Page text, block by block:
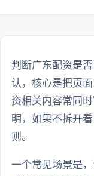
判断广东配资是
认，核心是把页
资相关内容常同
明，如果不拆开
则。
一个常见场景是